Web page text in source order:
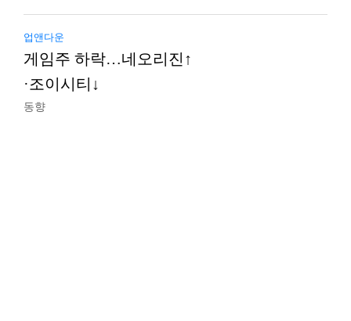
업앤다운
게임주 하락…네오리진↑
·조이시티↓
동향